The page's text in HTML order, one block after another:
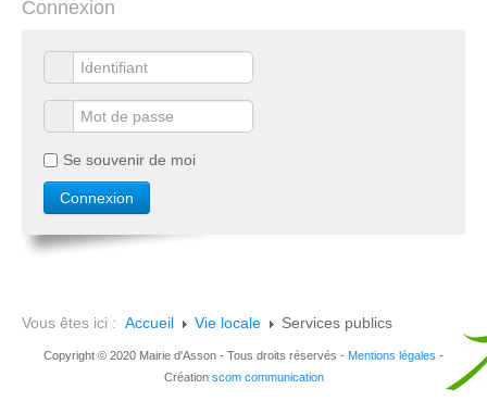
Connexion
Se souvenir de moi
Vous êtes ici : Accueil Vie locale Services publics
Copyright © 2020 Mairie d'Asson - Tous droits réservés - Mentions légales -
Création scom communication